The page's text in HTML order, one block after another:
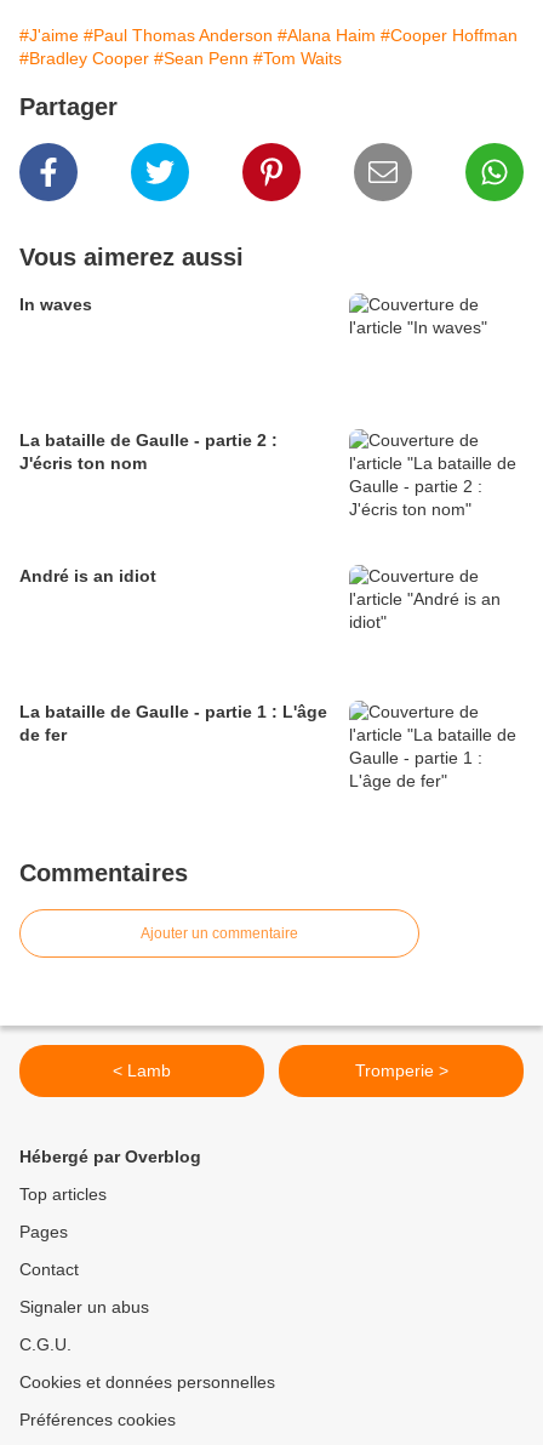
#J'aime #Paul Thomas Anderson #Alana Haim #Cooper Hoffman
#Bradley Cooper #Sean Penn #Tom Waits
Partager
Vous aimerez aussi
In waves
La bataille de Gaulle - partie 2 :
J'écris ton nom
André is an idiot
La bataille de Gaulle - partie 1 : L'âge
de fer
Commentaires
Ajouter un commentaire
< Lamb Tromperie >
Hébergé par Overblog
Top articles
Pages
Contact
Signaler un abus
C.G.U.
Cookies et données personnelles
Préférences cookies